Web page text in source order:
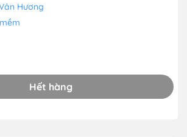
Hương
Hết hàng